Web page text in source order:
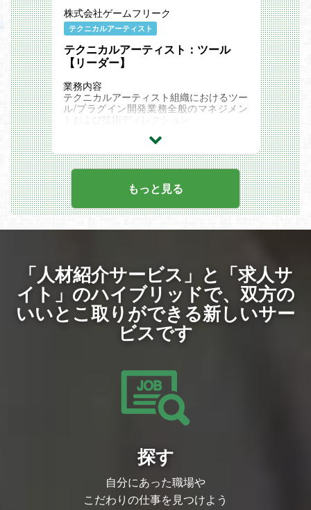
株式会社ゲームフリーク
テクニカルアーティスト
テクニカルアーティスト：ツール
【リーダー】
業務内容
テクニカルアーティスト組織におけるツー
ル/プラグイン開発業務全般のマネジメン
トおよび技術ディレクション
・開発責任者メッセージ
https://www.gamefreak.co.jp/message/
・テクニカルアーティスト
https://www.gamefreak.co.jp/recruit/intervi
ew-ta-tk/
もっと見る
「人材紹介サービス」と「求人サ
イト」のハイブリッドで、双方の
いいとこ取りができる新しいサー
ビスです
探す
自分にあった職場や
こだわりの仕事を見つけよう